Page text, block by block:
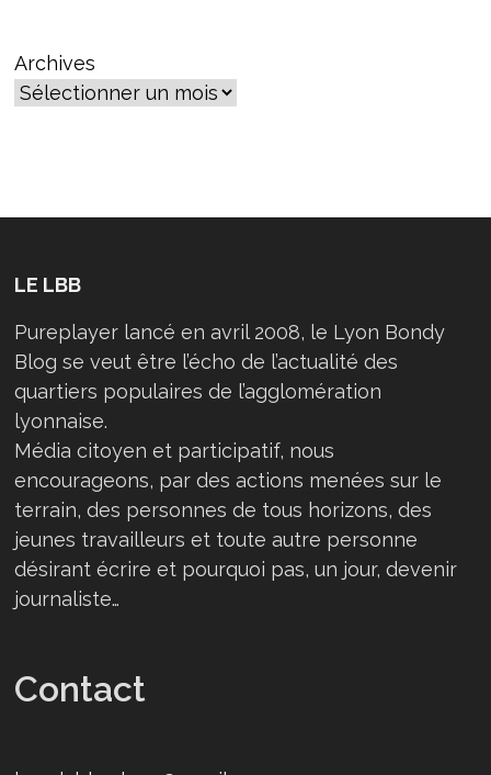
Archives
LE LBB
Pureplayer lancé en avril 2008, le Lyon Bondy
Blog se veut être l’écho de l’actualité des
quartiers populaires de l’agglomération
lyonnaise.
Média citoyen et participatif, nous
encourageons, par des actions menées sur le
terrain, des personnes de tous horizons, des
jeunes travailleurs et toute autre personne
désirant écrire et pourquoi pas, un jour, devenir
journaliste…
Contact